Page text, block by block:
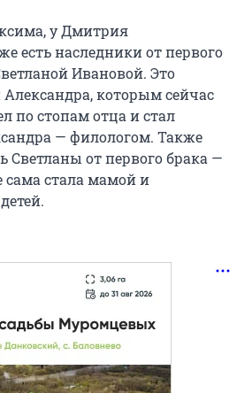
у Дмитрия
есть наследники от первого
Ивановой. Это
которым сейчас
по стопам отца и стал
— филологом. Также
Светланы от первого брака —
стала мамой и